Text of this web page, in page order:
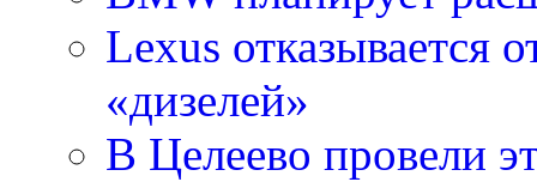
Lexus отказывается
«дизелей»
В Целеево провели